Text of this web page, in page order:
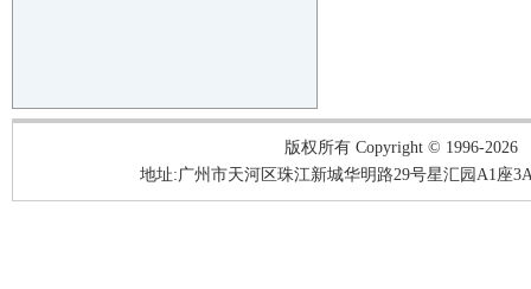
版权所有 Copyright © 1996-2026
地址:广州市天河区珠江新城华明路29号星汇园A1座